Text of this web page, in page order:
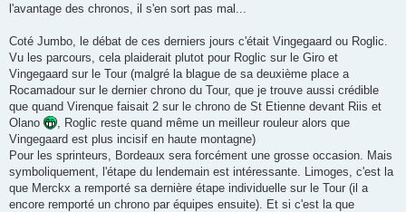
l'avantage des chronos, il s'en sort pas mal...
Coté Jumbo, le débat de ces derniers jours c'était Vingegaard ou Roglic.
Vu les parcours, cela plaiderait plutot pour Roglic sur le Giro et
Vingegaard sur le Tour (malgré la blague de sa deuxième place a
Rocamadour sur le dernier chrono du Tour, que je trouve aussi crédible
que quand Virenque faisait 2 sur le chrono de St Etienne devant Riis et
Olano
, Roglic reste quand même un meilleur rouleur alors que
Vingegaard est plus incisif en haute montagne)
Pour les sprinteurs, Bordeaux sera forcément une grosse occasion. Mais
symboliquement, l'étape du lendemain est intéressante. Limoges, c'est la
que Merckx a remporté sa dernière étape individuelle sur le Tour (il a
encore remporté un chrono par équipes ensuite). Et si c'est la que